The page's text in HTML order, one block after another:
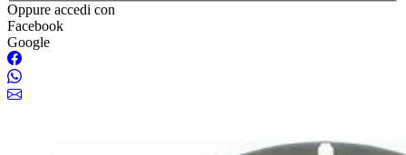
Oppure accedi con
Facebook
Google